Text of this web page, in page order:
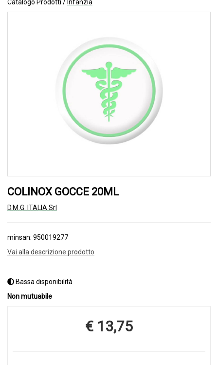
Catalogo Prodotti / Infanzia
COLINOX GOCCE 20ML
D.M.G. ITALIA Srl
minsan: 950019277
Vai alla descrizione prodotto
Bassa disponibilità
Non mutuabile
Prezzo
€ 13,75